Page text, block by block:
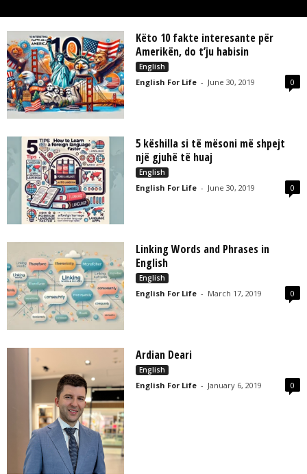
L
Këto 10 fakte interesante për
Amerikën, do t’ju habisin
English
English For Life - June 30, 2019 0
5 këshilla si të mësoni më shpejt
një gjuhë të huaj
English
English For Life - June 30, 2019 0
Linking Words and Phrases in
English
English
English For Life - March 17, 2019 0
Ardian Deari
English
English For Life - January 6, 2019 0